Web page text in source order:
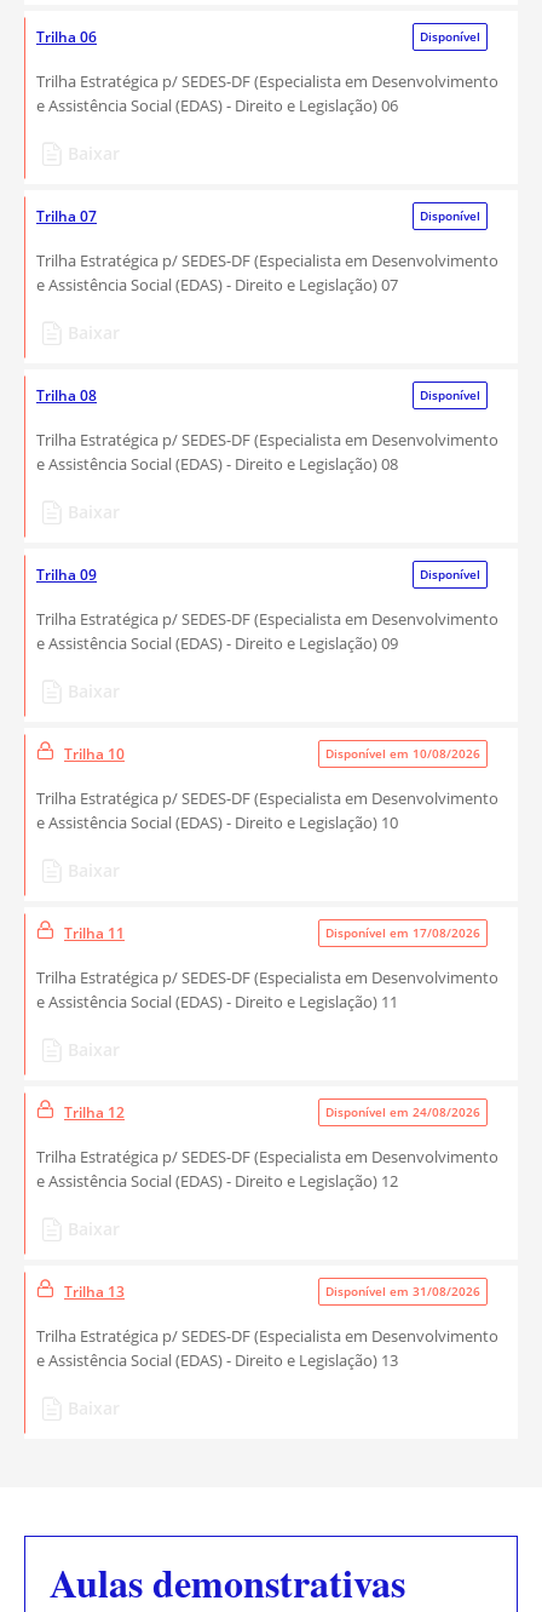
Trilha 06 Disponível
Trilha Estratégica p/ SEDES-DF (Especialista em Desenvolvimento
e Assistência Social (EDAS) - Direito e Legislação) 06
Trilha 07 Disponível
Trilha Estratégica p/ SEDES-DF (Especialista em Desenvolvimento
e Assistência Social (EDAS) - Direito e Legislação) 07
Trilha 08 Disponível
Trilha Estratégica p/ SEDES-DF (Especialista em Desenvolvimento
e Assistência Social (EDAS) - Direito e Legislação) 08
Trilha 09 Disponível
Trilha Estratégica p/ SEDES-DF (Especialista em Desenvolvimento
e Assistência Social (EDAS) - Direito e Legislação) 09
Trilha 10 Disponível em 10/08/2026
Trilha Estratégica p/ SEDES-DF (Especialista em Desenvolvimento
e Assistência Social (EDAS) - Direito e Legislação) 10
Trilha 11 Disponível em 17/08/2026
Trilha Estratégica p/ SEDES-DF (Especialista em Desenvolvimento
e Assistência Social (EDAS) - Direito e Legislação) 11
Trilha 12 Disponível em 24/08/2026
Trilha Estratégica p/ SEDES-DF (Especialista em Desenvolvimento
e Assistência Social (EDAS) - Direito e Legislação) 12
Trilha 13 Disponível em 31/08/2026
Trilha Estratégica p/ SEDES-DF (Especialista em Desenvolvimento
e Assistência Social (EDAS) - Direito e Legislação) 13
Aulas demonstrativas